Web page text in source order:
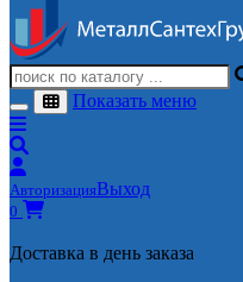
Показать меню
АвторизацияВыход
0
Доставка в день заказа